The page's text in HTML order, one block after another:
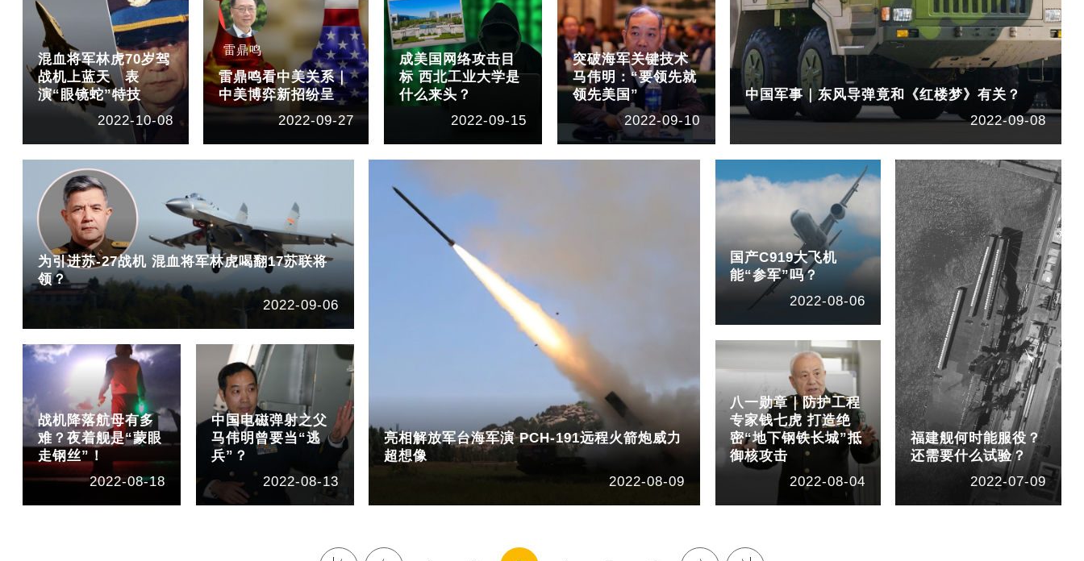
混血将军林虎70岁驾
战机上蓝天 表
演“眼镜蛇”特技
2022-10-08
雷鼎鸣
雷鼎鸣看中美关系｜
中美博弈新招纷呈
2022-09-27
成美国网络攻击目
标 西北工业大学是
什么来头？
2022-09-15
突破海军关键技术
马伟明：“要领先就
领先美国”
2022-09-10
中国军事｜东风导弹竟和《红楼梦》有关？
2022-09-08
为引进苏-27战机 混血将军林虎喝翻17苏联将
领？
2022-09-06
战机降落航母有多
难？夜着舰是“蒙眼
走钢丝”！
2022-08-18
中国电磁弹射之父
马伟明曾要当“逃
兵”？
2022-08-13
亮相解放军台海军演 PCH-191远程火箭炮威力
超想像
2022-08-09
国产C919大飞机
能“参军”吗？
2022-08-06
八一勋章｜防护工程
专家钱七虎 打造绝
密“地下钢铁长城”抵
御核攻击
2022-08-04
福建舰何时能服役？
还需要什么试验？
2022-07-09